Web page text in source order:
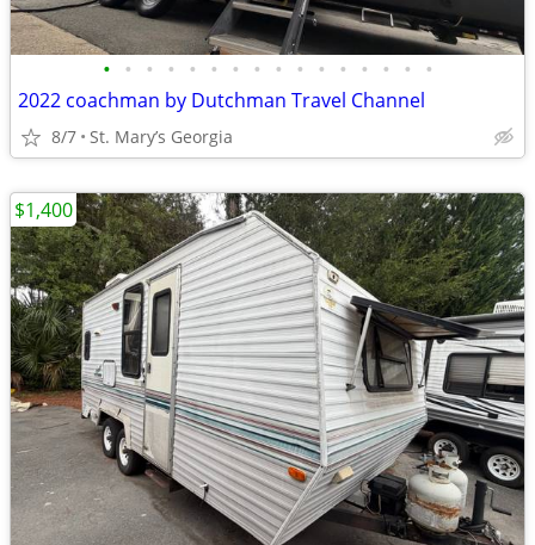
• • • • • • • • • • • • • • • •
2022 coachman by Dutchman Travel Channel
8/7 St. Mary’s Georgia
$1,400